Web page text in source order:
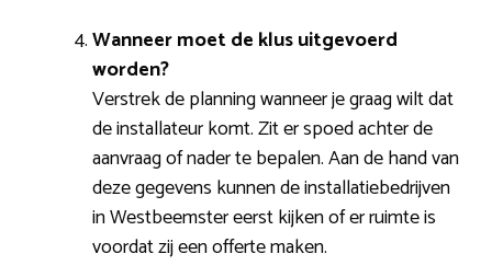
Wanneer moet de klus uitgevoerd
worden?
Verstrek de planning wanneer je graag wilt dat
de installateur komt. Zit er spoed achter de
aanvraag of nader te bepalen. Aan de hand van
deze gegevens kunnen de installatiebedrijven
in Westbeemster eerst kijken of er ruimte is
voordat zij een offerte maken.